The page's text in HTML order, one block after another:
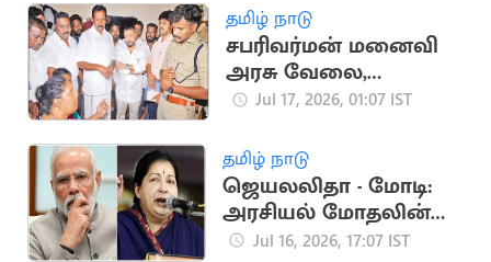
தமிழ் நாடு
சபரிவர்மன் மனைவி
அரசு வேலை,
நிவாரணத்தை ஏற்க
ஏமாற்றத்துடன்
திரும்பினர்
Jul 17, 2026, 01:07 IST
தமிழ் நாடு
ஜெயலலிதா - மோடி:
அரசியல் மோதலின்
முக்கிய தருணங்கள்
Jul 16, 2026, 17:07 IST